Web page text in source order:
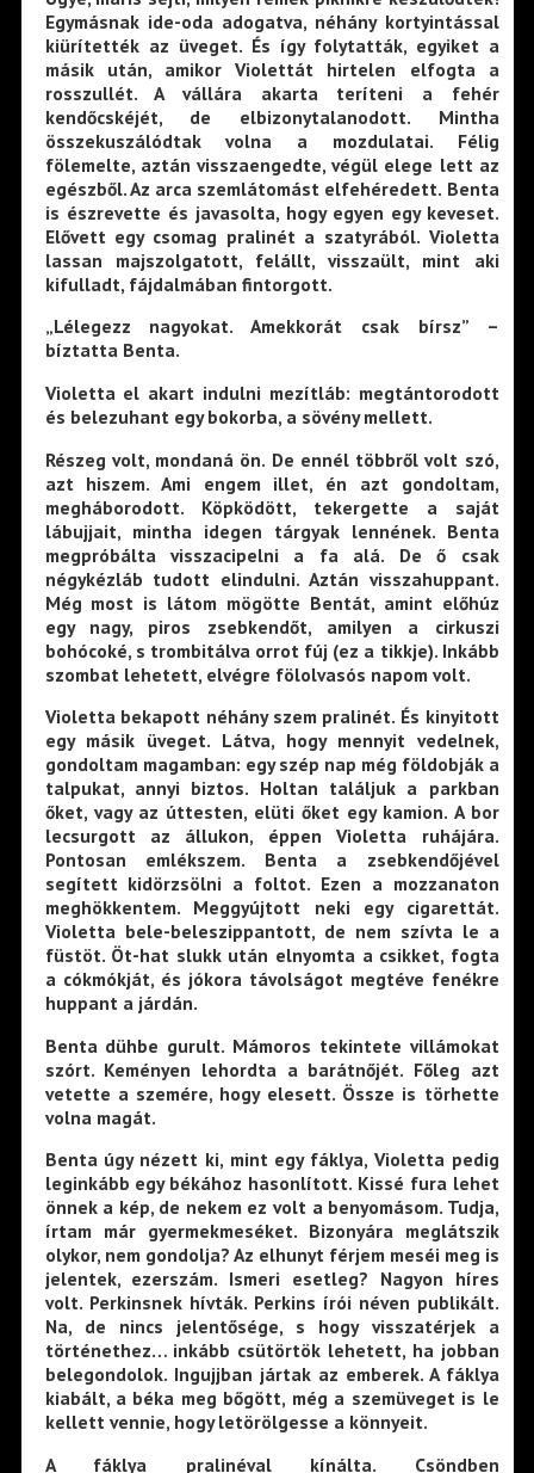
Egymásnak ide-oda adogatva, néhány kortyintással
kiürítették az üveget. És így folytatták, egyiket a
másik után, amikor Violettát hirtelen elfogta a
rosszullét. A vállára akarta teríteni a fehér
kendőcskéjét, de elbizonytalanodott. Mintha
összekuszálódtak volna a mozdulatai. Félig
fölemelte, aztán visszaengedte, végül elege lett az
egészből. Az arca szemlátomást elfehéredett. Benta
is észrevette és javasolta, hogy egyen egy keveset.
Elővett egy csomag pralinét a szatyrából. Violetta
lassan majszolgatott, felállt, visszaült, mint aki
kifulladt, fájdalmában fintorgott.
„Lélegezz nagyokat. Amekkorát csak bírsz” –
bíztatta Benta.
Violetta el akart indulni mezítláb: megtántorodott
és belezuhant egy bokorba, a sövény mellett.
Részeg volt, mondaná ön. De ennél többről volt szó,
azt hiszem. Ami engem illet, én azt gondoltam,
megháborodott. Köpködött, tekergette a saját
lábujjait, mintha idegen tárgyak lennének. Benta
megpróbálta visszacipelni a fa alá. De ő csak
négykézláb tudott elindulni. Aztán visszahuppant.
Még most is látom mögötte Bentát, amint előhúz
egy nagy, piros zsebkendőt, amilyen a cirkuszi
bohócoké, s trombitálva orrot fúj (ez a tikkje). Inkább
szombat lehetett, elvégre fölolvasós napom volt.
Violetta bekapott néhány szem pralinét. És kinyitott
egy másik üveget. Látva, hogy mennyit vedelnek,
gondoltam magamban: egy szép nap még földobják a
talpukat, annyi biztos. Holtan találjuk a parkban
őket, vagy az úttesten, elüti őket egy kamion. A bor
lecsurgott az állukon, éppen Violetta ruhájára.
Pontosan emlékszem. Benta a zsebkendőjével
segített kidörzsölni a foltot. Ezen a mozzanaton
meghökkentem. Meggyújtott neki egy cigarettát.
Violetta bele-beleszippantott, de nem szívta le a
füstöt. Öt-hat slukk után elnyomta a csikket, fogta
a cókmókját, és jókora távolságot megtéve fenékre
huppant a járdán.
Benta dühbe gurult. Mámoros tekintete villámokat
szórt. Keményen lehordta a barátnőjét. Főleg azt
vetette a szemére, hogy elesett. Össze is törhette
volna magát.
Benta úgy nézett ki, mint egy fáklya, Violetta pedig
leginkább egy békához hasonlított. Kissé fura lehet
önnek a kép, de nekem ez volt a benyomásom. Tudja,
írtam már gyermekmeséket. Bizonyára meglátszik
olykor, nem gondolja? Az elhunyt férjem meséi meg is
jelentek, ezerszám. Ismeri esetleg? Nagyon híres
volt. Perkinsnek hívták. Perkins írói néven publikált.
Na, de nincs jelentősége, s hogy visszatérjek a
történethez… inkább csütörtök lehetett, ha jobban
belegondolok. Ingujjban jártak az emberek. A fáklya
kiabált, a béka meg bőgött, még a szemüveget is le
kellett vennie, hogy letörölgesse a könnyeit.
A fáklya pralinéval kínálta. Csöndben